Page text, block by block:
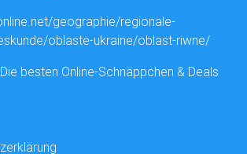
geographie/regionale-
oblaste-ukraine/oblast-riwne/
besten Online-Schnäppchen & Deals